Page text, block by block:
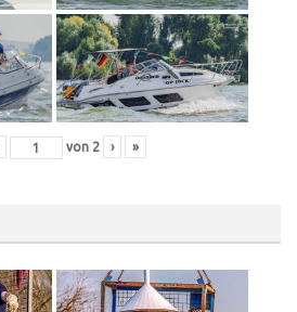
von 2 › »